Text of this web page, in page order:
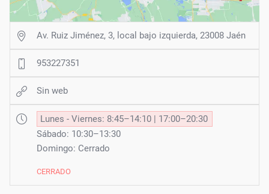
Av. Ruiz Jiménez, 3, local bajo izquierda, 23008 Jaén
953227351
Sin web
Lunes - Viernes: 8:45–14:10 | 17:00–20:30
Sábado: 10:30–13:30
Domingo: Cerrado
CERRADO